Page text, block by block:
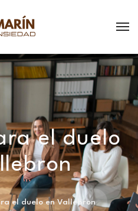
el duelo
el duelo en Vallebron